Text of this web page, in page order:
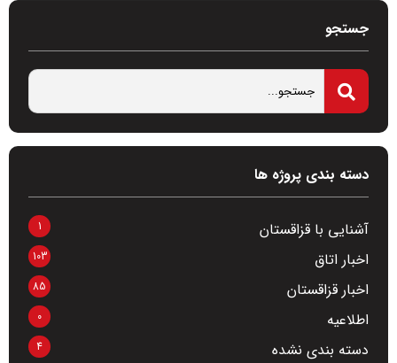
جستجو
دسته بندی پروژه ها
آشنایی با قزاقستان 1
اخبار اتاق 103
اخبار قزاقستان 85
اطلاعیه 0
دسته بندی نشده 4